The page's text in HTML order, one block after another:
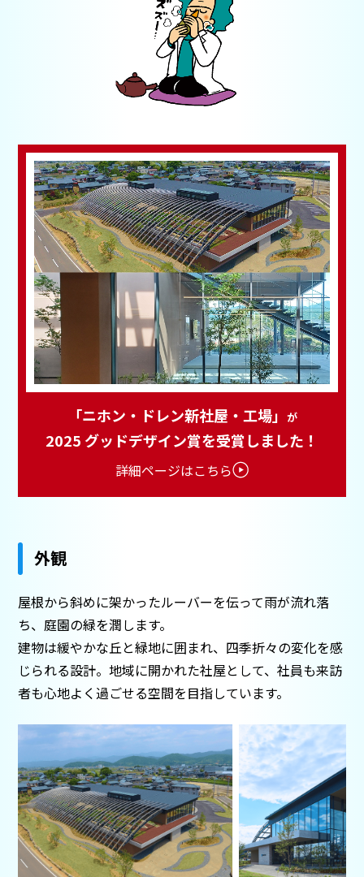
「ニホン・ドレン新社屋・工場」 が
2025 グッドデザイン賞を受賞しました！
詳細ページはこちら
外観
屋根から斜めに架かったルーバーを伝って雨が流れ落
ち、庭園の緑を潤します。
建物は緩やかな丘と緑地に囲まれ、四季折々の変化を感
じられる設計。地域に開かれた社屋として、社員も来訪
者も心地よく過ごせる空間を目指しています。